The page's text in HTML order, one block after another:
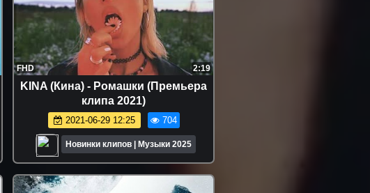
FHD 2:19
KINA (Кина) - Ромашки (Премьера
клипа 2021)
2021-06-29 12:25 704
Новинки клипов | Музыки 2025